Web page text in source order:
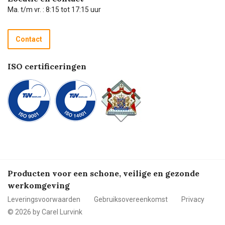
Technische dienst
Recycle programma
Betalen
Ma. t/m vr. : 8:15 tot 17:15 uur
Contact
ISO certificeringen
Producten voor een schone, veilige en gezonde
werkomgeving
Leveringsvoorwaarden Gebruiksovereenkomst
Privacy
© 2026 by Carel Lurvink